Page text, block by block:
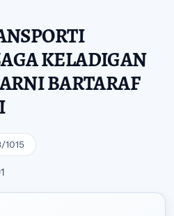
KELADIGAN
BARTARAF